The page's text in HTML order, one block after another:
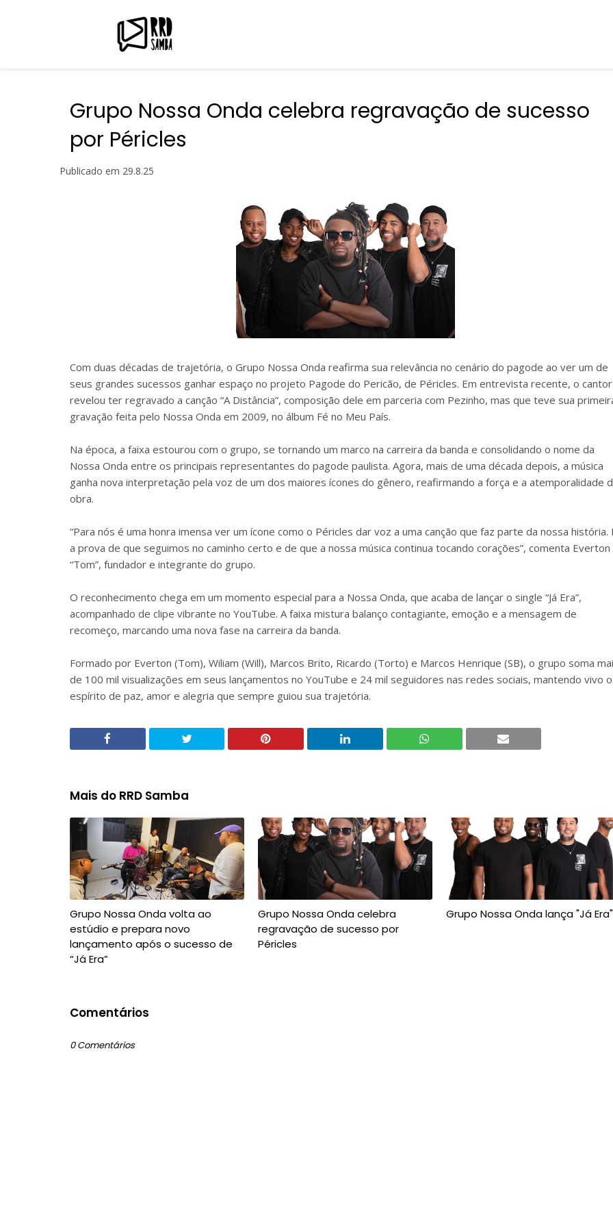
Grupo Nossa Onda celebra regravação de sucesso
por Péricles
Publicado em 29.8.25
Com duas décadas de trajetória, o Grupo Nossa Onda reafirma sua relevância no cenário do pagode ao ver um de
seus grandes sucessos ganhar espaço no projeto Pagode do Pericão, de Péricles. Em entrevista recente, o cantor
revelou ter regravado a canção “A Distância”, composição dele em parceria com Pezinho, mas que teve sua
gravação feita pelo Nossa Onda em 2009, no álbum Fé no Meu País.
Na época, a faixa estourou com o grupo, se tornando um marco na carreira da banda e consolidando o nome da
Nossa Onda entre os principais representantes do pagode paulista. Agora, mais de uma década depois, a música
ganha nova interpretação pela voz de um dos maiores ícones do gênero, reafirmando a força e a atemporalidade
obra.
“Para nós é uma honra imensa ver um ícone como o Péricles dar voz a uma canção que faz parte da nossa história.
a prova de que seguimos no caminho certo e de que a nossa música continua tocando corações”, comenta Everton
“Tom”, fundador e integrante do grupo.
O reconhecimento chega em um momento especial para a Nossa Onda, que acaba de lançar o single “Já Era”,
acompanhado de clipe vibrante no YouTube. A faixa mistura balanço contagiante, emoção e a mensagem de
recomeço, marcando uma nova fase na carreira da banda.
Formado por Everton (Tom), Wiliam (Will), Marcos Brito, Ricardo (Torto) e Marcos Henrique (SB), o grupo soma
de 100 mil visualizações em seus lançamentos no YouTube e 24 mil seguidores nas redes sociais, mantendo vivo o
espírito de paz, amor e alegria que sempre guiou sua trajetória.
Mais do RRD Samba
Grupo Nossa Onda volta ao
estúdio e prepara novo
lançamento após o sucesso de
“Já Era”
Grupo Nossa Onda celebra
regravação de sucesso por
Péricles
Grupo Nossa Onda lança "Já Era"
Comentários
0 Comentários